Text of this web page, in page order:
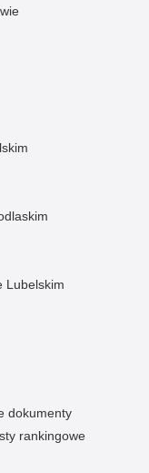
Lubelskim
dokumenty
rankingowe